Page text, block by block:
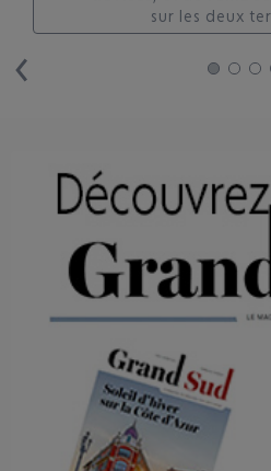
sur les deux